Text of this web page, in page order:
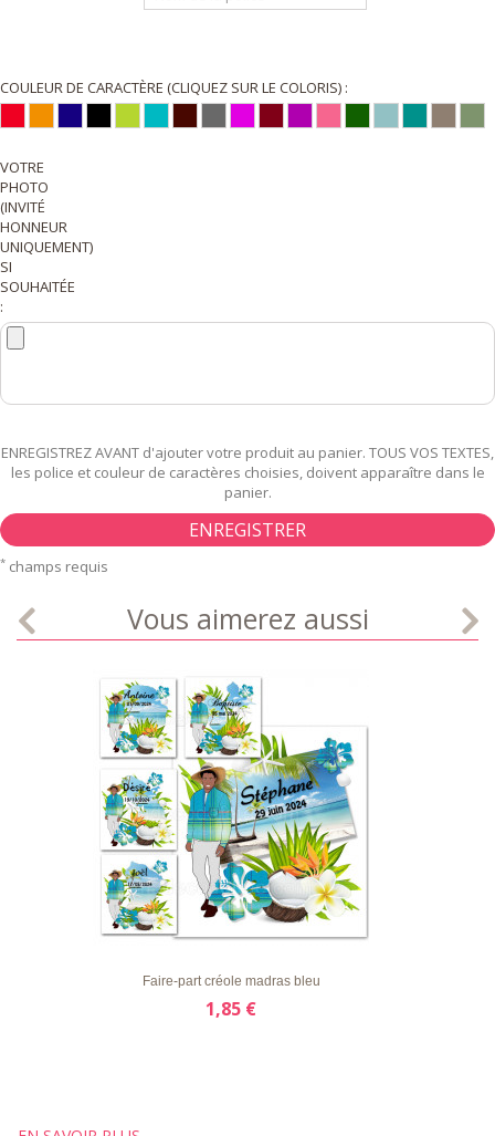
COULEUR DE CARACTÈRE (CLIQUEZ SUR LE COLORIS) :
VOTRE
PHOTO
(INVITÉ
HONNEUR
UNIQUEMENT)
SI
SOUHAITÉE
:
ENREGISTREZ AVANT d'ajouter votre produit au panier. TOUS VOS TEXTES,
les police et couleur de caractères choisies, doivent apparaître dans le
panier.
ENREGISTRER
* champs requis
Vous aimerez aussi
D'ENVIE
APERÇU RAPIDE DÉTAILS
Faire-part créole madras bleu
1,85 €